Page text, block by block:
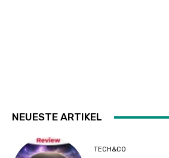
NEUESTE ARTIKEL
TECH&CO